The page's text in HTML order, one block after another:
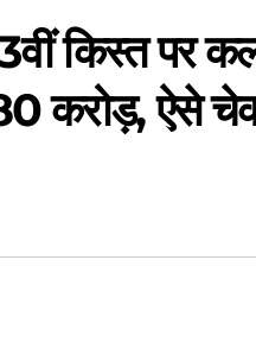
किस्त पर
करोड़, ऐसे